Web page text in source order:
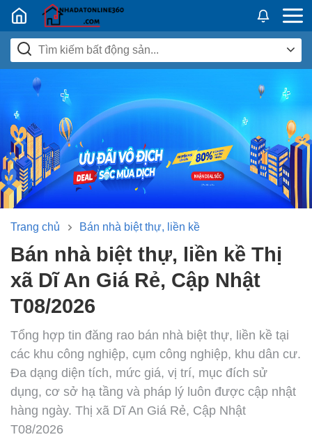
Nhadatban24h.vn
Trang chủ Bán nhà biệt thự, liền kề
Bán nhà biệt thự, liền kề Thị
xã Dĩ An Giá Rẻ, Cập Nhật
T08/2026
Tổng hợp tin đăng rao bán nhà biệt thự, liền kề tại
các khu công nghiệp, cụm công nghiệp, khu dân cư.
Đa dạng diện tích, mức giá, vị trí, mục đích sử
dụng, cơ sở hạ tầng và pháp lý luôn được cập nhật
hàng ngày. Thị xã Dĩ An Giá Rẻ, Cập Nhật
T08/2026